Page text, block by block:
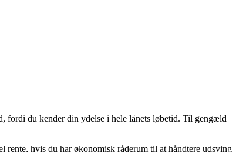
fordi du kender din ydelse i hele lånets løbetid. Til gengæld
hvis du har økonomisk råderum til at håndtere udsving